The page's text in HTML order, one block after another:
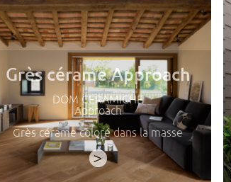
Grès cérame Approach
DOM CERAMICHE
Approach
Grès cérame coloré dans la masse
>